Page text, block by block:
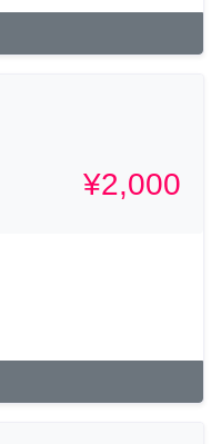
¥2,000